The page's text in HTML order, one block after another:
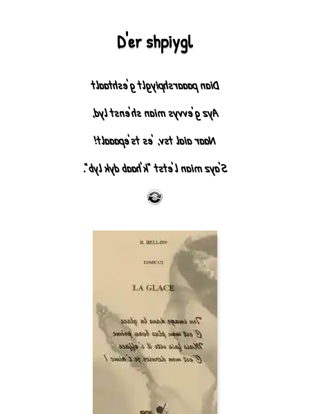
D'er shpiygl
Dian paaarshpiyglt g'eshtaalt
Ayz g'evvys mian sh'enst lyd,
Naar aial tsv, 'es ts'epaaalt!
S'ayz mian l'etst "k'haab dyk lyb".